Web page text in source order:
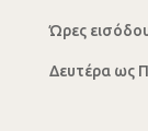
Ώρες
Δευτέρα ως